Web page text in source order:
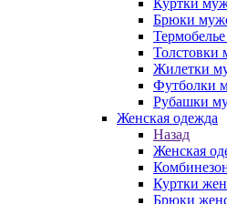
Куртки
Брюки
Толстовки
Жилетки
Футболки
Рубашки
Женская одежда
Назад
Женская
Куртки
Брюки